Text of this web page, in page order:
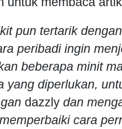
pun tertarik
peribadi ingin
beberapa minit
yang diperlukan,
dazzly dan
cara